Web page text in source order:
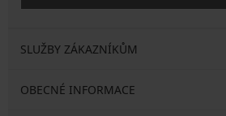
SLUŽBY ZÁKAZNÍKŮM
OBECNÉ INFORMACE